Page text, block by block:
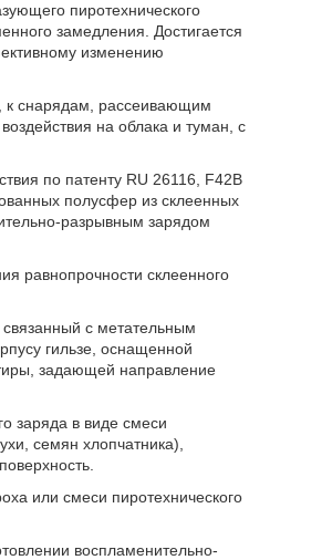
пиротехнического
замедления. Достигается
изменению
к снарядам, рассеивающим
на облака и туман, с
по патенту RU 26116, F42B
полусфер из склеенных
разрывным зарядом
равнопрочности склеенного
с метательным
гильзе, оснащенной
задающей направление
заряда в виде смеси
семян хлопчатника),
или смеси пиротехнического
воспламенительно-